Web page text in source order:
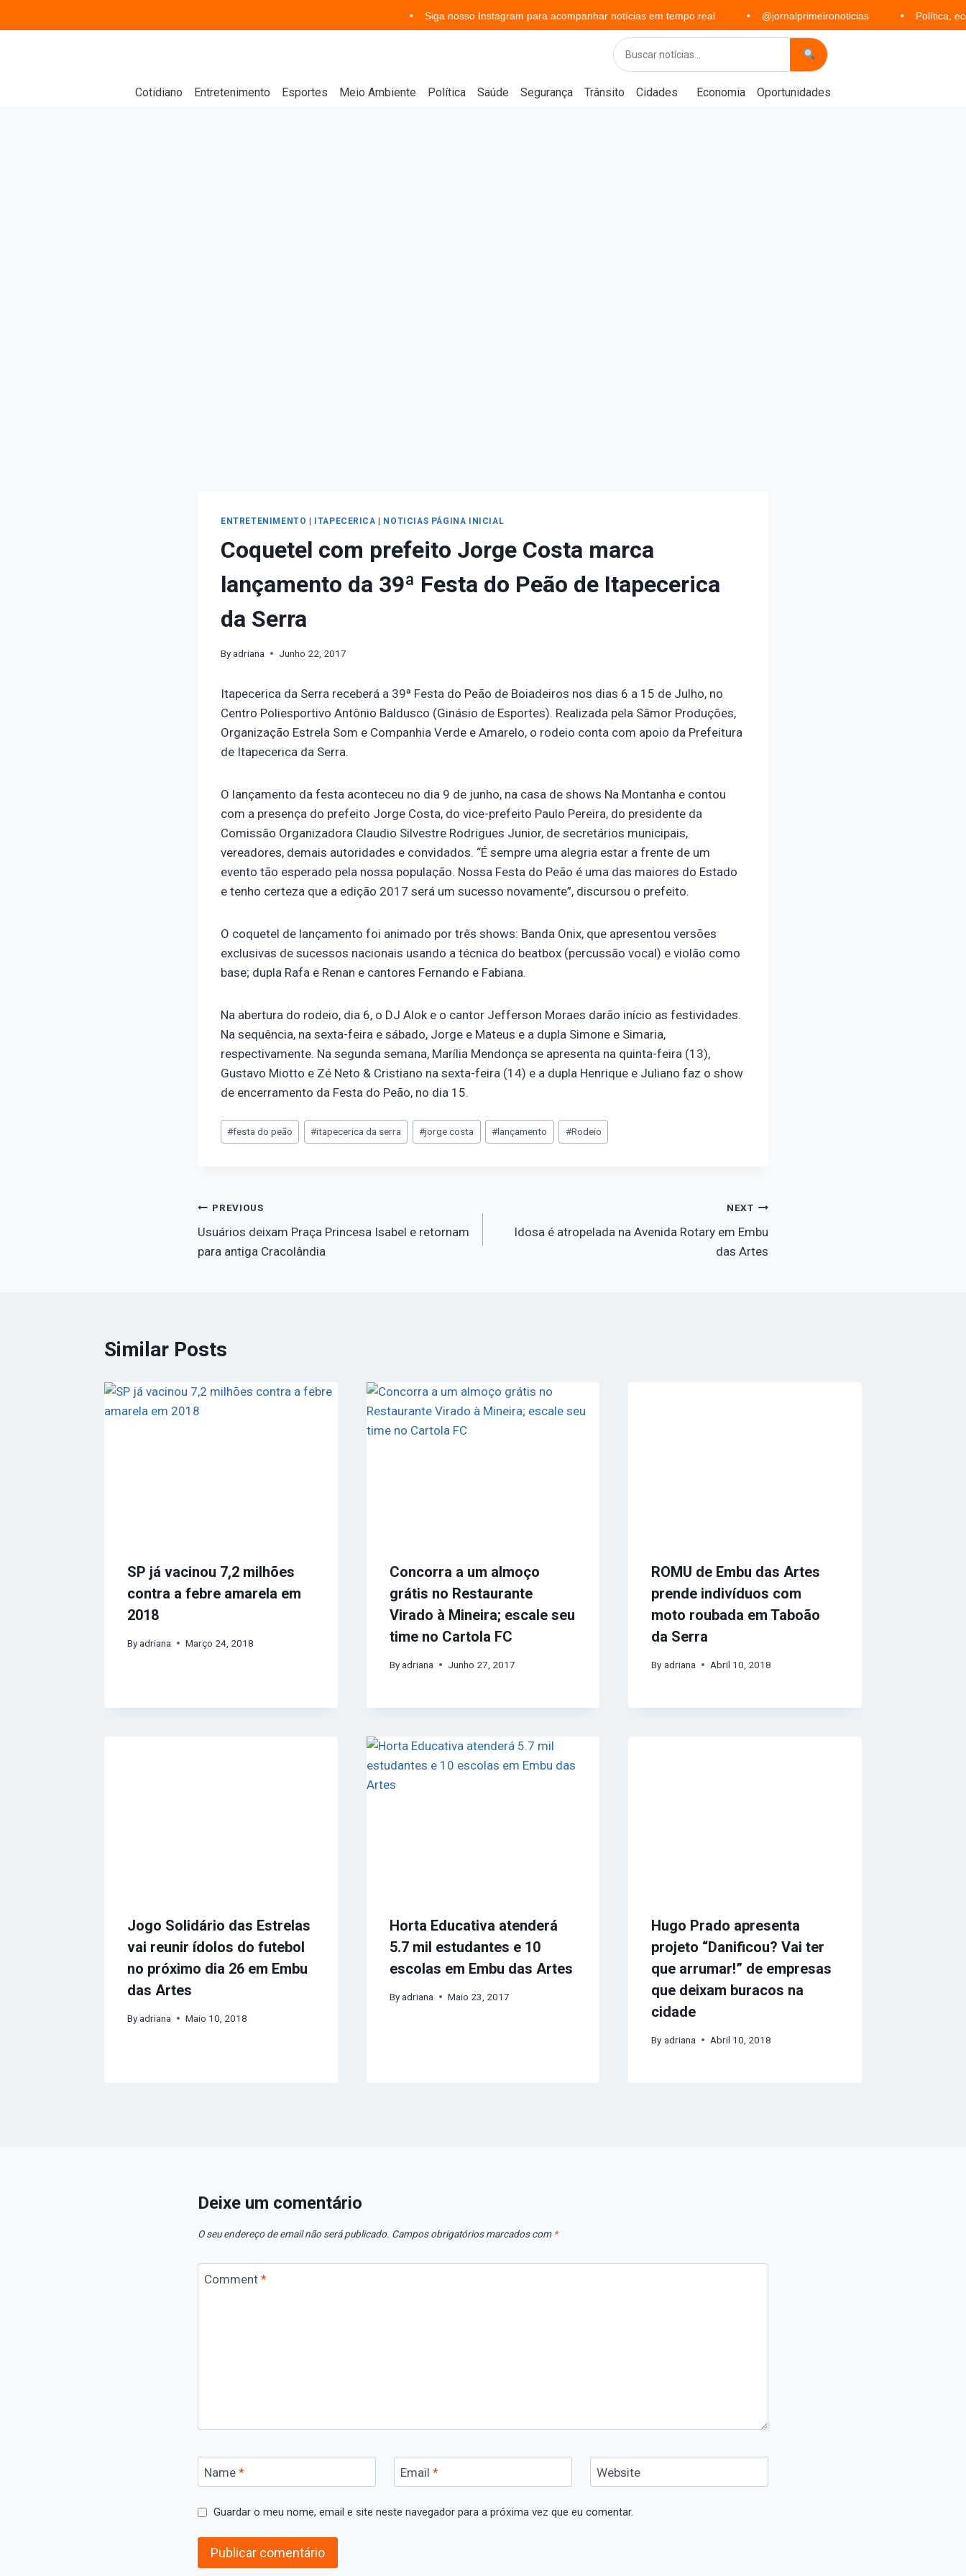
Siga nosso Instagram para acompanhar notícias em tempo real @jornalprimeironoticias Política, economia,
Cotidiano Entretenimento Esportes Meio Ambiente Política Saúde Segurança Trânsito Cidades Economia Oportunidades
ENTRETENIMENTO ITAPECERICA NOTICIAS PÁGINA INICIAL
Coquetel com prefeito Jorge Costa marca
lançamento da 39ª Festa do Peão de Itapecerica
da Serra
Byadriana Junho 22, 2017
Itapecerica da Serra receberá a 39ª Festa do Peão de Boiadeiros nos dias 6 a 15 de Julho, no
Centro Poliesportivo Antônio Baldusco (Ginásio de Esportes). Realizada pela Sâmor Produções,
Organização Estrela Som e Companhia Verde e Amarelo, o rodeio conta com apoio da Prefeitura
de Itapecerica da Serra.
O lançamento da festa aconteceu no dia 9 de junho, na casa de shows Na Montanha e contou
com a presença do prefeito Jorge Costa, do vice-prefeito Paulo Pereira, do presidente da
Comissão Organizadora Claudio Silvestre Rodrigues Junior, de secretários municipais,
vereadores, demais autoridades e convidados. “É sempre uma alegria estar a frente de um
evento tão esperado pela nossa população. Nossa Festa do Peão é uma das maiores do Estado
e tenho certeza que a edição 2017 será um sucesso novamente”, discursou o prefeito.
O coquetel de lançamento foi animado por três shows: Banda Onix, que apresentou versões
exclusivas de sucessos nacionais usando a técnica do beatbox (percussão vocal) e violão como
base; dupla Rafa e Renan e cantores Fernando e Fabiana.
Na abertura do rodeio, dia 6, o DJ Alok e o cantor Jefferson Moraes darão início as festividades.
Na sequência, na sexta-feira e sábado, Jorge e Mateus e a dupla Simone e Simaria,
respectivamente. Na segunda semana, Marília Mendonça se apresenta na quinta-feira (13),
Gustavo Miotto e Zé Neto & Cristiano na sexta-feira (14) e a dupla Henrique e Juliano faz o show
de encerramento da Festa do Peão, no dia 15.
#festa do peão #itapecerica da serra #jorge costa #lançamento #Rodeio
PREVIOUS
Usuários deixam Praça Princesa Isabel e retornam
para antiga Cracolândia
NEXT
Idosa é atropelada na Avenida Rotary em Embu
das Artes
Similar Posts
SP já vacinou 7,2 milhões
contra a febre amarela em
2018
Byadriana Março 24, 2018
Concorra a um almoço
grátis no Restaurante
Virado à Mineira; escale seu
time no Cartola FC
By adriana Junho 27, 2017
ROMU de Embu das Artes
prende indivíduos com
moto roubada em Taboão
da Serra
By adriana Abril 10, 2018
Jogo Solidário das Estrelas
vai reunir ídolos do futebol
no próximo dia 26 em Embu
das Artes
Byadriana Maio 10, 2018
Horta Educativa atenderá
5.7 mil estudantes e 10
escolas em Embu das Artes
By adriana Maio 23, 2017
Hugo Prado apresenta
projeto “Danificou? Vai ter
que arrumar!” de empresas
que deixam buracos na
cidade
By adriana Abril 10, 2018
Deixe um comentário
O seu endereço de email não será publicado. Campos obrigatórios marcados com *
Comment *
Name * Email * Website
Guardar o meu nome, email e site neste navegador para a próxima vez que eu comentar.